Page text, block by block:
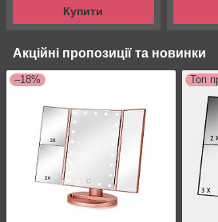
Купити
Акційні пропозиції та новинки
–18% Топ